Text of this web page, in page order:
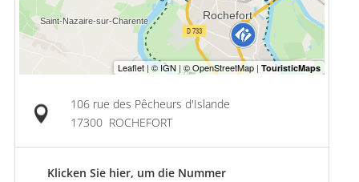
106 rue des Pêcheurs d'Islande
17300 ROCHEFORT
Klicken Sie hier, um die Nummer